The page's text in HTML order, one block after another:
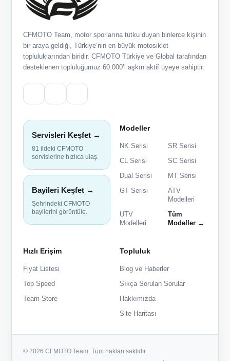
CFMOTO Team, motor sporlarına tutku duyan binlerce kişinin
bir araya geldiği, Türkiye’nin en büyük motosiklet
topluluklarından biridir. CFMOTO Türkiye ve Global tarafından
desteklenen topluluğumuz 60.000’i aşkın aktif üyeye sahiptir.
Servisleri Keşfet →
81 ildeki CFMOTO
servislerine hızlıca ulaş.
Bayileri Keşfet →
Şehrindeki CFMOTO
bayilerini görüntüle.
Modeller
NK Serisi
SR Serisi
CL Serisi
SC Serisi
Dual Serisi
MT Serisi
GT Serisi
ATV
Modelleri
UTV
Modelleri
Tüm
Modeller →
Hızlı Erişim
Fiyat Listesi
Top Speed
Team Store
Topluluk
Blog ve Haberler
Sıkça Sorulan Sorular
Hakkımızda
Site Haritası
© 2026 CFMOTO Team. Tüm hakları saklıdır.